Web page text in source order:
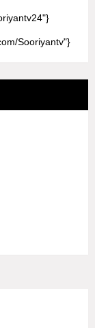
Sooriyantv"}